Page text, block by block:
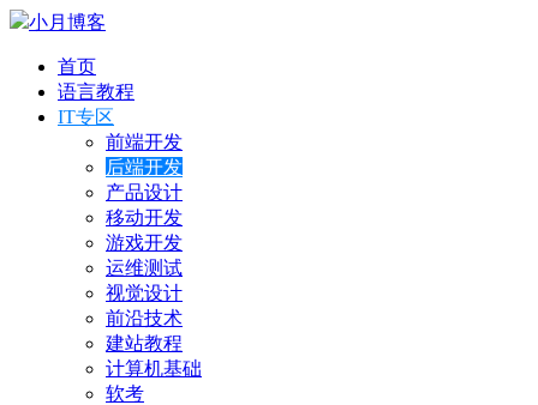
小月博客
首页
语言教程
IT专区
前端开发
后端开发
产品设计
移动开发
游戏开发
运维测试
视觉设计
前沿技术
建站教程
计算机基础
软考